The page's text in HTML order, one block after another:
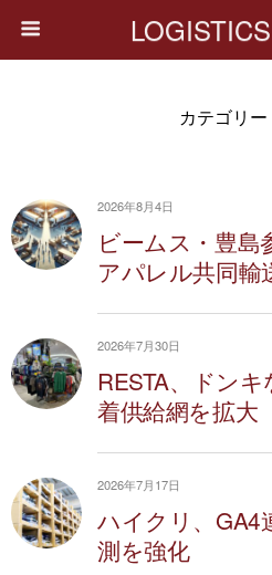
カテゴリー
2026年8月4日
ビームス・豊島
アパレル共同輸
2026年7月30日
RESTA、ドン
着供給網を拡大
2026年7月17日
ハイクリ、GA4
測を強化